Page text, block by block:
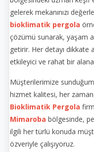
gelerek mekanınızı
bioklimatik pergola
çözümü sunarak, yaşam
getirir. Her detayı dikkate
etkileyici ve rahat bir
Müşterilerimize
hizmet kalitesi, her
Bioklimatik Pergola
Mimaroba bölgesinde,
ilgili her türlü konuda
özveriyle çalışıyoruz.